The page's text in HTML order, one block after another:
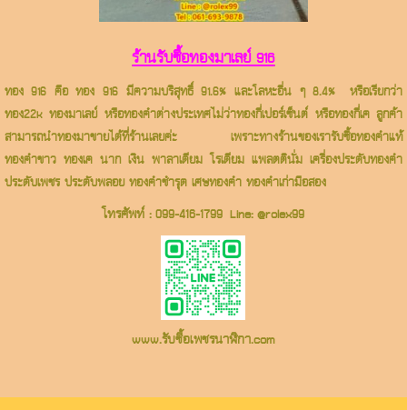
ร้านรับซื้อทองมาเลย์ 916
ทอง 916 คือ ทอง 916 มีความบริสุทธิ์ 91.6% และโลหะอื่น ๆ 8.4% หรือเรียกว่า
ทอง22k ทองมาเลย์ หรือทองคำต่างประเทศไม่ว่าทองกี่เปอร์เซ็นต์ หรือทองกี่เค ลูกค้า
สามารถนำทองมาขายได้ที่ร้านเลยค่ะ เพราะทางร้านของเรารับซื้อทองคำแท้
ทองคำขาว ทองเค นาก เงิน พาลาเดียม โรเดียม แพลตตินั่ม เครื่องประดับทองคำ
ประดับเพชร ประดับพลอย ทองคำชำรุด เศษทองคำ ทองคำเก่ามือสอง
โทรศัพท์ :099-416-1799 Line:@rolex99
www.รับซื้อเพชรนาฬิกา.com